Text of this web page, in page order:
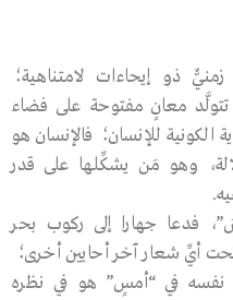
ذو إيحاءات لامتناهية؛
معانٍ مفتوحة على فضاء
الكونية للإنسان؛ فالإنسان هو
وهو مَن يشكِّلها على قدر
فدعا جهارا إلى ركوب بحر
تحت أيِّ شعار آخر أحايين أخرى؛
في “أمسٍ” هو في نظره